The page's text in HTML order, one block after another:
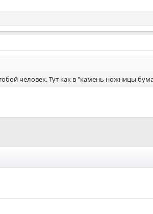
человек. Тут как в "камень ножницы